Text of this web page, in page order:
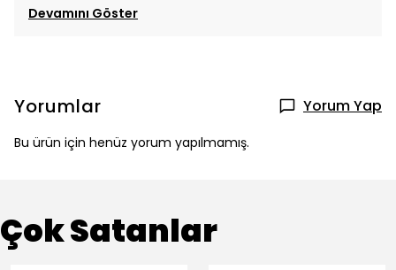
Devamını Göster
Yorumlar Yorum Yap
Bu ürün için henüz yorum yapılmamış.
Çok Satanlar